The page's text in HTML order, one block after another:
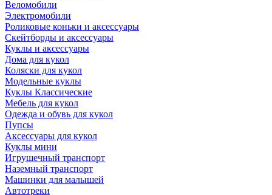
Веломобили
Электромобили
Роликовые коньки и аксессуары
Скейтборды и аксессуары
Куклы и аксессуары
Дома для кукол
Коляски для кукол
Модельные куклы
Куклы Классические
Мебель для кукол
Одежда и обувь для кукол
Пупсы
Аксессуары для кукол
Куклы мини
Игрушечный транспорт
Наземный транспорт
Машинки для малышей
Автотреки